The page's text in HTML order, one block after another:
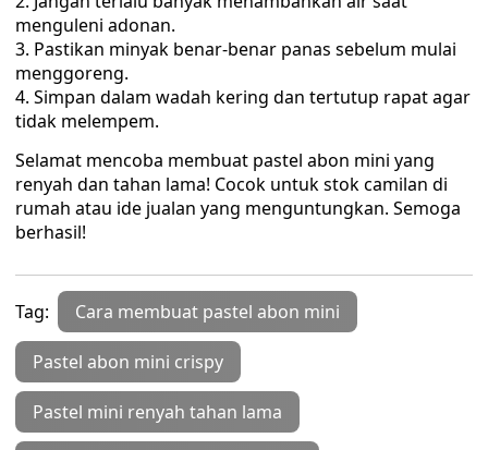
menguleni adonan.
Pastikan minyak benar-benar panas sebelum mulai
menggoreng.
Simpan dalam wadah kering dan tertutup rapat agar
tidak melempem.
Selamat mencoba membuat pastel abon mini yang
renyah dan tahan lama! Cocok untuk stok camilan di
rumah atau ide jualan yang menguntungkan. Semoga
berhasil!
Tag: Cara membuat pastel abon mini
Pastel abon mini crispy
Pastel mini renyah tahan lama